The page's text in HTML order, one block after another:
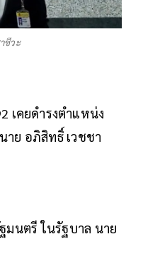
ชีวะ
เคยดำรงตำแหน่ง
าย อภิสิทธิ์ เวชชา
มนตรี ในรัฐบาล นาย